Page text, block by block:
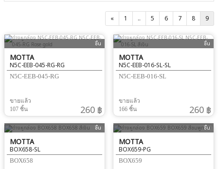
« 1 .. 5 6 7 8 9
ชิ้น
MOTTA
N5C-EEB-045-RG-RG
N5C-EEB-045-RG
ขายแล้ว
107 ชิ้น
260 ฿
ชิ้น
MOTTA
N5C-EEB-016-SL-SL
N5C-EEB-016-SL
ขายแล้ว
166 ชิ้น
260 ฿
ชิ้น
MOTTA
BOX658-SL
BOX658
ชิ้น
MOTTA
BOX659-PG
BOX659